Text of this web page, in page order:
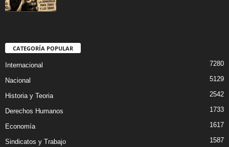
CATEGORÍA POPULAR
Internacional 7280
Nacional 5129
Historia y Teoria 2542
Derechos Humanos 1733
Economía 1617
Sindicatos y Trabajo 1587